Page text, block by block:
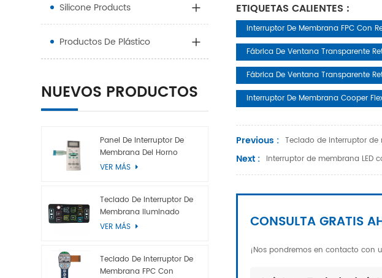
ETIQUETAS CALIENTES :
Interruptor De Membrana FPC Con
Fábrica De Ventana Transparente
Fábrica De Ventana Transparente
Interruptor De Membrana Cooper
Previous : Teclado de interruptor de
Next : Interruptor de membrana LED
CONSULTA GRATIS
¡Nos pondremos en contacto con
Silicone Products
Productos De Plástico
NUEVOS PRODUCTOS
Panel De Interruptor De
Membrana Del Horno
Microondas
VER MÁS
Teclado De Interruptor De
Membrana Iluminado
VER MÁS
Teclado De Interruptor De
Membrana FPC Con